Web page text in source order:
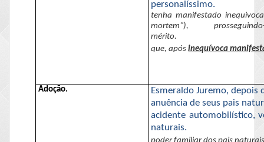
personalíssimo.
tenha manifestado
mortem"),
mérito.
que, apósinequívoca
Adoção. EsmeraldoJuremo, depois
anuência de seus pais
acidente automobilístico,
naturais.